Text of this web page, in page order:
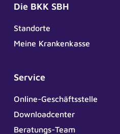
Die BKK SBH
Standorte
Meine Krankenkasse
Service
Online-Geschäftsstelle
Downloadcenter
Beratungs-Team